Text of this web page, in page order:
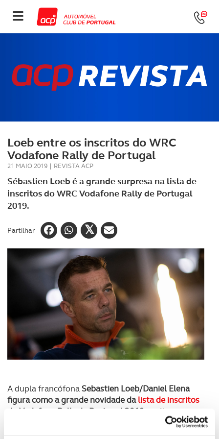
Loeb entre os inscritos do WRC
Vodafone Rally de Portugal
21 MAIO 2019 | REVISTA ACP
Sébastien Loeb é a grande surpresa na lista de
inscritos do WRC Vodafone Rally de Portugal
2019.
Partilhar
A dupla francófona Sebastien Loeb/Daniel Elena
figura como a grande novidade dalista de inscritos
do Vodafone Rally de Portugal 2019 , a sétima prova
do Campeonato do Mundo, divulgada esta terça-
feira pelo ACP Motorsport. O piloto mais vitorioso